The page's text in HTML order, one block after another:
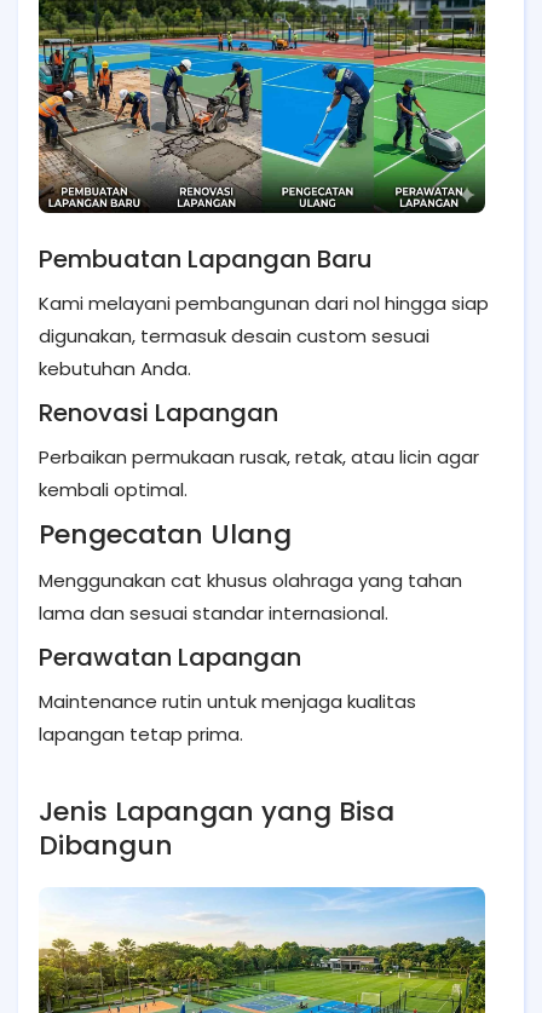
Pembuatan Lapangan Baru
Kami melayani pembangunan dari nol hingga siap
digunakan, termasuk desain custom sesuai
kebutuhan Anda.
Renovasi Lapangan
Perbaikan permukaan rusak, retak, atau licin agar
kembali optimal.
Pengecatan Ulang
Menggunakan cat khusus olahraga yang tahan
lama dan sesuai standar internasional.
Perawatan Lapangan
Maintenance rutin untuk menjaga kualitas
lapangan tetap prima.
Jenis Lapangan yang Bisa
Dibangun